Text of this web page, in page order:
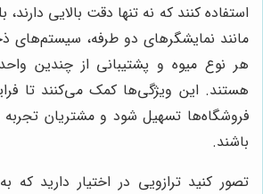
استفاده کنند که نه تنها دقت بالایی
مانند نمایشگرهای دو طرفه، سیستم‌های
هر نوع میوه و پشتیبانی از چندین واحد
هستند. این ویژگی‌ها کمک می‌کنند تا
فروشگاه‌ها تسهیل شود و مشتریان تجربه
باشند.
تصور کنید ترازویی در اختیار دارید